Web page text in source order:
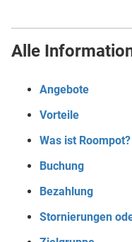
Alle
Angebote
Vorteile
Was ist Roompot?
Buchung
Bezahlung
Stornierungen